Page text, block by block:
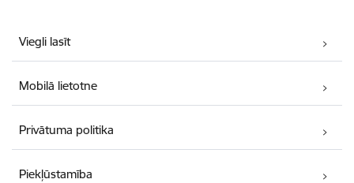
Viegli lasīt
Mobilā lietotne
Privātuma politika
Piekļūstamība